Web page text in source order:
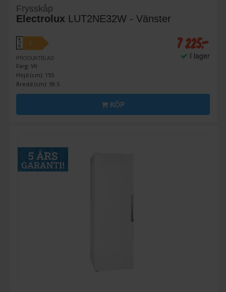
Frysskåp
Electrolux LUT2NE32W - Vänster
A
↑
G
E
PRODUKTBLAD
Färg: Vit
Höjd (cm): 155
Bredd (cm): 59.5
7 225:-
I lager
KÖP